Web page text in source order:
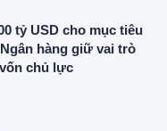
tỷ USD cho mục tiêu
hàng giữ vai trò
chủ lực